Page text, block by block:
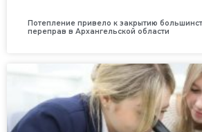
Потепление привело к закрытию
переправ в Архангельской области